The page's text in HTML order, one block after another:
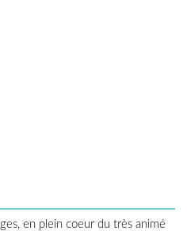
en plein coeur du très animé